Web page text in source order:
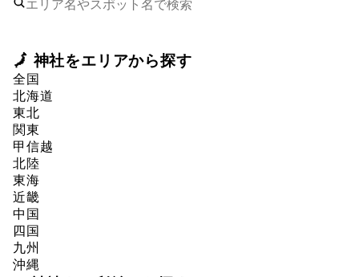
🗾 神社をエリアから探す
全国
北海道
東北
関東
甲信越
北陸
東海
近畿
中国
四国
九州
沖縄